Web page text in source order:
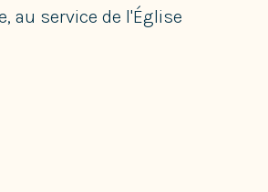
au service de l'Église